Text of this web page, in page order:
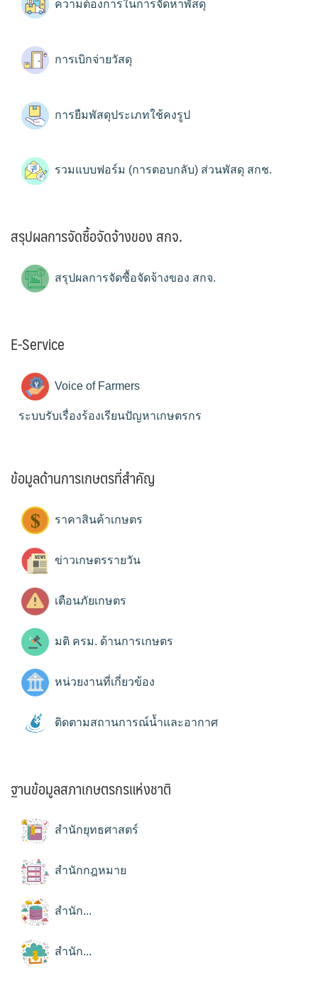
ความต้องการในการจัดหาพัสดุ
การเบิกจ่ายวัสดุ
การยืมพัสดุประเภทใช้คงรูป
รวมแบบฟอร์ม (การตอบกลับ) ส่วนพัสดุ สกช.
สรุปผลการจัดซื้อจัดจ้างของ สกจ.
สรุปผลการจัดซื้อจัดจ้างของ สกจ.
E-Service
Voice of Farmers
ระบบรับเรื่องร้องเรียนปัญหาเกษตรกร
ข้อมูลด้านการเกษตรที่สำคัญ
ราคาสินค้าเกษตร
ข่าวเกษตรรายวัน
เตือนภัยเกษตร
มติ ครม. ด้านการเกษตร
หน่วยงานที่เกี่ยวข้อง
ติดตามสถานการณ์น้ำและอากาศ
ฐานข้อมูลสภาเกษตรกรแห่งชาติ
สำนักยุทธศาสตร์
สำนักกฎหมาย
สำนัก...
สำนัก...